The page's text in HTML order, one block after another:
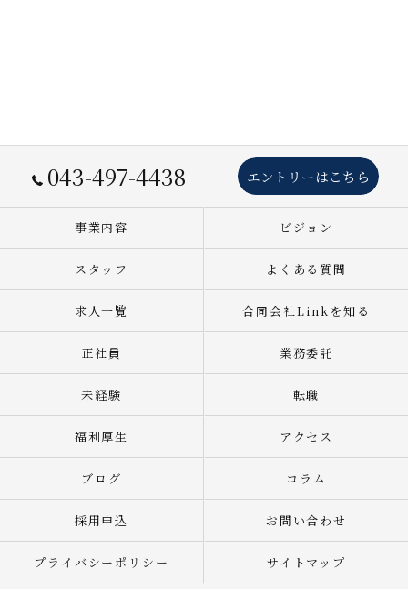
043-497-4438 エントリーはこちら
事業内容 ビジョン
スタッフ よくある質問
求人一覧 合同会社Linkを知る
正社員 業務委託
未経験 転職
福利厚生 アクセス
ブログ コラム
採用申込 お問い合わせ
プライバシーポリシー サイトマップ